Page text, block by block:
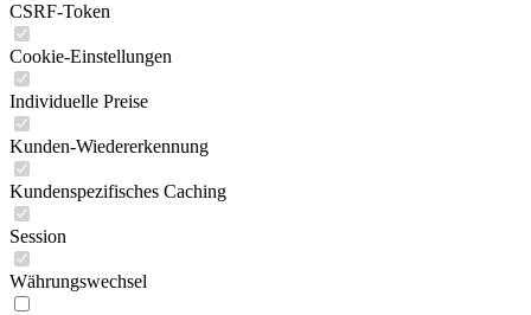
CSRF-Token
Cookie-Einstellungen
Individuelle Preise
Kunden-Wiedererkennung
Kundenspezifisches Caching
Session
Währungswechsel